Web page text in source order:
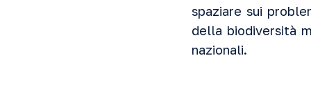
spaziare sui
della biodiversità
nazionali.